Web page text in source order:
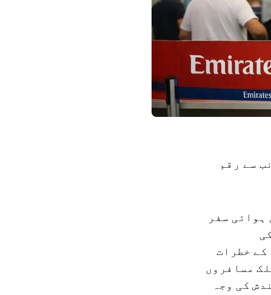
سے رقم
سفر
کے خطرات
مسافروں
کی وجہ